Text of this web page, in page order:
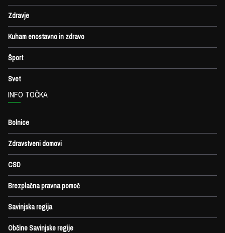
Zdravje
Kuham enostavno in zdravo
Šport
Svet
INFO TOČKA
Bolnice
Zdravstveni domovi
CSD
Brezplačna pravna pomoč
Savinjska regija
Občine Savinjske regije